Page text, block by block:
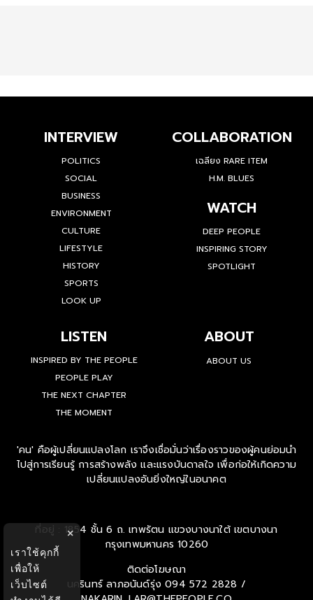
INTERVIEW
POLITICS
SOCIAL
BUSINESS
ENVIRONMENT
CULTURE
LIFESTYLE
HISTORY
SPORTS
LOOK UP
COLLABORATION
เฉลียง RARE ITEM
H.M. BLUES
WATCH
DEEP PEOPLE
INSPIRING STORY
SPOTLIGHT
LISTEN
INSPIRED BY THE PEOPLE
PEOPLE PLAY
THE NEXT CHAPTER
THE MOMENT
ABOUT
ABOUT US
'คน' คือผู้เปลี่ยนแปลงโลก เราจึงเชื่อมั่นว่าเรื่องราวของผู้คนย่อมนำ
ไปสู่การเรียนรู้ การสร้างพลัง และแรงบันดาลใจ เพื่อก่อให้เกิดความ
เปลี่ยนแปลงอันยิ่งใหญ่ในอนาคต
ที่อยู่ : 1854 ชั้น 6 ถ. เทพรัตน แขวงบางนาใต้ เขตบางนา
กรุงเทพมหานคร 10260
ติดต่อโฆษณา
นครินทร์ ลาภอนันด์รุ่ง 094 572 2828 /
×
เราใช้คุกกี้
เพื่อให้
เว็บไซต์